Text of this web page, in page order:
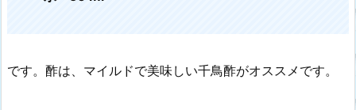
です。酢は、マイルドで美味しい千鳥酢がオススメです。